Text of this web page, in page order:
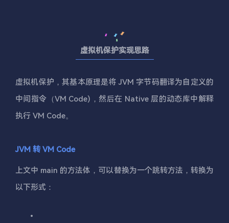
虚拟机保护实现思路
虚拟机保护，其基本原理是将 JVM 字节码翻译为自定义的
中间指令（VM Code)，然后在 Native 层的动态库中解释
执行 VM Code。
JVM 转 VM Code
上文中 main 的方法体，可以替换为一个跳转方法，转换为
以下形式：